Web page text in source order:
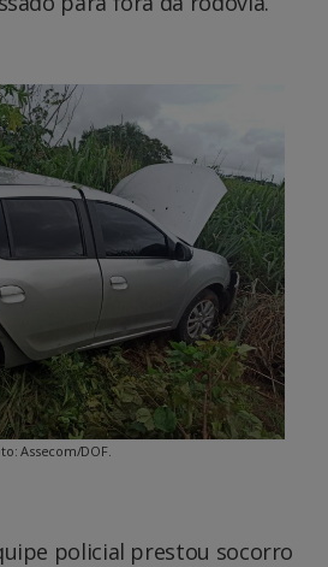
Assecom/DOF.
policial prestou socorro